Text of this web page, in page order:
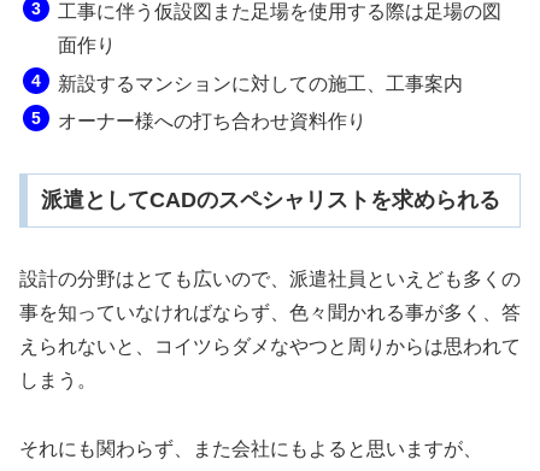
工事に伴う仮設図また足場を使用する際は足場の図
面作り
新設するマンションに対しての施工、工事案内
オーナー様への打ち合わせ資料作り
派遣としてCADのスペシャリストを求められる
設計の分野はとても広いので、派遣社員といえども多くの
事を知っていなければならず、色々聞かれる事が多く、答
えられないと、コイツらダメなやつと周りからは思われて
しまう。
それにも関わらず、また会社にもよると思いますが、